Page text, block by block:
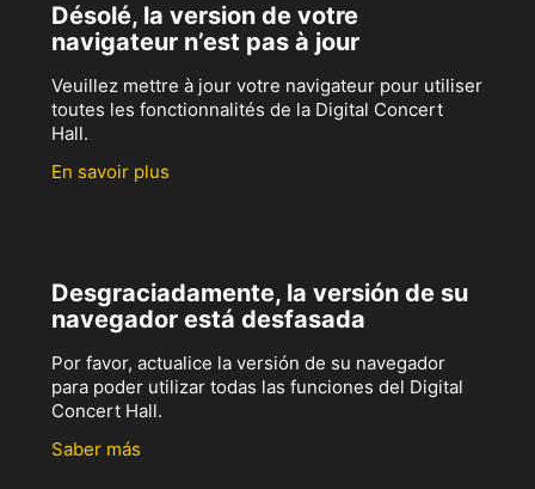
Désolé, la version de votre
navigateur n’est pas à jour
Veuillez mettre à jour votre navigateur pour utiliser
toutes les fonctionnalités de la Digital Concert
Hall.
En savoir plus
Desgraciadamente, la versión de su
navegador está desfasada
Por favor, actualice la versión de su navegador
para poder utilizar todas las funciones del Digital
Concert Hall.
Saber más